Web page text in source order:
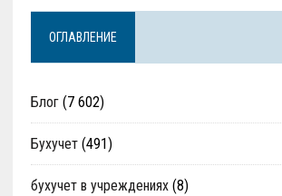
ОГЛАВЛЕНИЕ
Блог(7 602)
Бухучет(491)
бухучет в учреждениях(8)